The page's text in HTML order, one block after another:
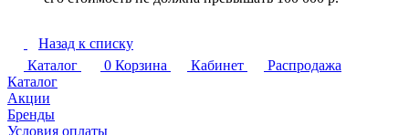
Назад к списку
Каталог
0 Корзина Кабинет
Распродажа
Каталог
Акции
Бренды
Условия оплаты